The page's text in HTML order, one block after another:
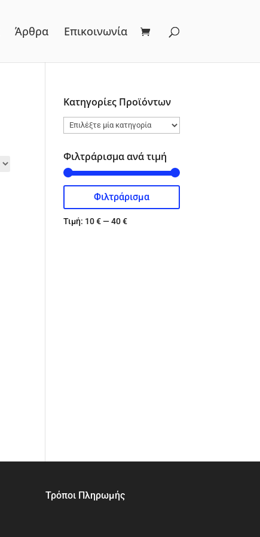
Άρθρα Επικοινωνία
Κατηγορίες Προϊόντων
Φιλτράρισμα ανά τιμή
Ελάχιστη
τιμή
Μέγιστη
τιμή
Φιλτράρισμα
Τιμή: 10 €—40 €
Τρόποι Πληρωμής